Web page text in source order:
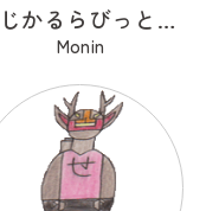
まじかるらびっと ミカ
Monin